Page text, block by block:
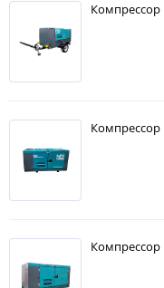
Компрессор
Компрессор
Компрессор